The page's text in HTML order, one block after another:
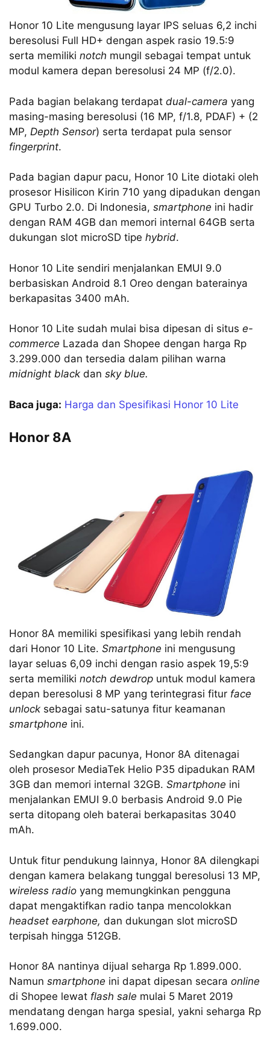
Honor 10 Lite mengusung layar IPS seluas 6,2 inchi
beresolusi Full HD+ dengan aspek rasio 19.5:9
serta memiliki notch mungil sebagai tempat untuk
modul kamera depan beresolusi 24 MP (f/2.0).
Pada bagian belakang terdapat dual-camera yang
masing-masing beresolusi (16 MP, f/1.8, PDAF) + (2
MP, Depth Sensor) serta terdapat pula sensor
fingerprint.
Pada bagian dapur pacu, Honor 10 Lite diotaki oleh
prosesor Hisilicon Kirin 710 yang dipadukan dengan
GPU Turbo 2.0. Di Indonesia, smartphone ini hadir
dengan RAM 4GB dan memori internal 64GB serta
dukungan slot microSD tipe hybrid.
Honor 10 Lite sendiri menjalankan EMUI 9.0
berbasiskan Android 8.1 Oreo dengan baterainya
berkapasitas 3400 mAh.
Honor 10 Lite sudah mulai bisa dipesan di situs e-
commerce Lazada dan Shopee dengan harga Rp
3.299.000 dan tersedia dalam pilihan warna
midnight black dan sky blue.
Baca juga: Harga dan Spesifikasi Honor 10 Lite
Honor 8A
Honor 8A memiliki spesifikasi yang lebih rendah
dari Honor 10 Lite. Smartphone ini mengusung
layar seluas 6,09 inchi dengan rasio aspek 19,5:9
serta memiliki notch dewdrop untuk modul kamera
depan beresolusi 8 MP yang terintegrasi fitur face
unlock sebagai satu-satunya fitur keamanan
smartphone ini.
Sedangkan dapur pacunya, Honor 8A ditenagai
oleh prosesor MediaTek Helio P35 dipadukan RAM
3GB dan memori internal 32GB. Smartphone ini
menjalankan EMUI 9.0 berbasis Android 9.0 Pie
serta ditopang oleh baterai berkapasitas 3040
mAh.
Untuk fitur pendukung lainnya, Honor 8A dilengkapi
dengan kamera belakang tunggal beresolusi 13 MP,
wireless radio yang memungkinkan pengguna
dapat mengaktifkan radio tanpa mencolokkan
headset earphone, dan dukungan slot microSD
terpisah hingga 512GB.
Honor 8A nantinya dijual seharga Rp 1.899.000.
Namun smartphone ini dapat dipesan secara online
di Shopee lewat flash sale mulai 5 Maret 2019
mendatang dengan harga spesial, yakni seharga Rp
1.699.000.